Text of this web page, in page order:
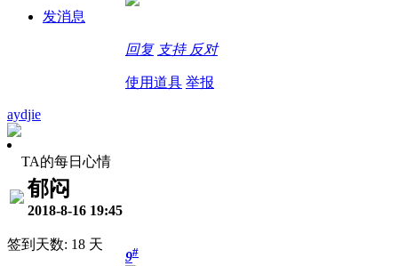
发消息
回复 支持 反对
使用道具 举报
aydjie
TA的每日心情
郁闷
2018-8-16 19:45
签到天数: 18 天
9#